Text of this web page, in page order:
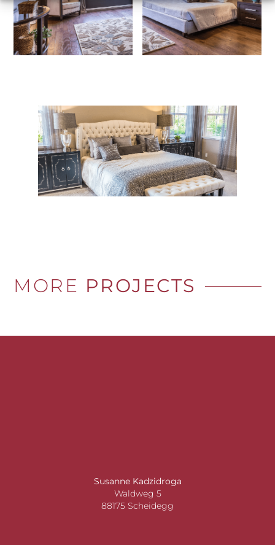
MORE PROJECTS
Susanne Kadzidroga
Waldweg 5
88175 Scheidegg